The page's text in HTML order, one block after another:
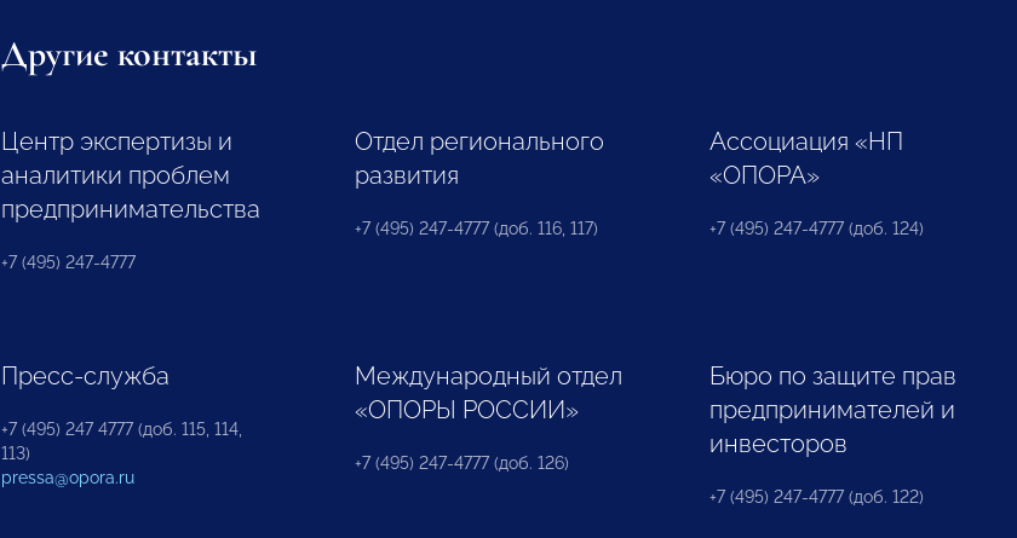
Другие контакты
Центр экспертизы и
аналитики проблем
предпринимательства
+7 (495) 247-4777
Отдел регионального
развития
+7 (495) 247-4777 (доб. 116, 117)
Ассоциация «НП
«ОПОРА»
+7 (495) 247-4777 (доб. 124)
Пресс-служба
+7 (495) 247 4777 (доб. 115, 114,
113)
pressa@opora.ru
Международный отдел
«ОПОРЫ РОССИИ»
+7 (495) 247-4777 (доб. 126)
Бюро по защите прав
предпринимателей и
инвесторов
+7 (495) 247-4777 (доб. 122)